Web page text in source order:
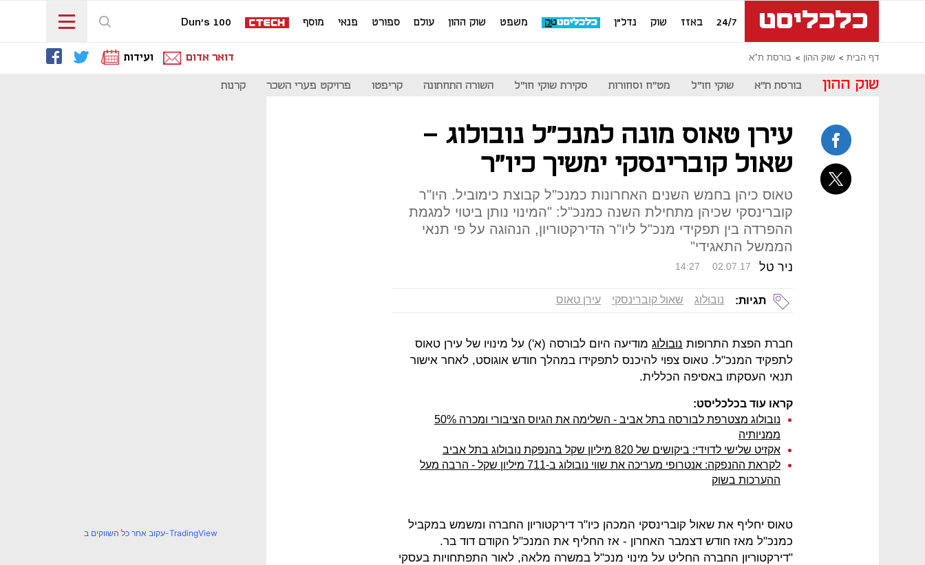
24/7 באזז שוק נדל"ן משפט שוק ההון עולם ספורט פנאי מוסף Dun's 100
דף הבית שוק ההון בורסת ת"א דואר אדום ועידות
שוק ההון בורסת ת"א שוקי חו"ל מט"ח וסחורות סקירת שוקי חו"ל השורה התחתונה קריפטו פרויקט פערי השכר קרנות
עירן טאוס מונה למנכ"ל נובולוג -
שאול קוברינסקי ימשיך כיו"ר
טאוס כיהן בחמש השנים האחרונות כמנכ"ל קבוצת כימוביל. היו"ר
קוברינסקי שכיהן מתחילת השנה כמנכ"ל: "המינוי נותן ביטוי למגמת
ההפרדה בין תפקידי מנכ"ל ליו"ר הדירקטוריון, הנהוגה על פי תנאי
הממשל התאגידי"
ניר טל 14:27 02.07.17
תגיות: נובולוג שאול קוברינסקי עירן טאוס
חברת הפצת התרופות נובולוג מודיעה היום לבורסה (א') על מינויו של עירן טאוס
לתפקיד המנכ"ל. טאוס צפוי להיכנס לתפקידו במהלך חודש אוגוסט, לאחר אישור
תנאי העסקתו באסיפה הכללית.
קראו עוד בכלכליסט:
נובולוג מצטרפת לבורסה בתל אביב - השלימה את הגיוס הציבורי ומכרה 50%
ממניותיה
אקזיט שלישי לדוידי: ביקושים של 820 מיליון שקל בהנפקת נובולוג בתל אביב
לקראת ההנפקה: אנטרופי מעריכה את שווי נובולוג ב-711 מיליון שקל - הרבה מעל
ההערכות בשוק
טאוס יחליף את שאול קוברינסקי המכהן כיו"ר דירקטוריון החברה ומשמש במקביל
כמנכ"ל מאז חודש דצמבר האחרון - אז החליף את המנכ"ל הקודם דוד בר.
"דירקטוריון החברה החליט על מינוי מנכ"ל במשרה מלאה, לאור התפתחויות בעסקי
עקוב אחר כל השווקים ב-TradingView